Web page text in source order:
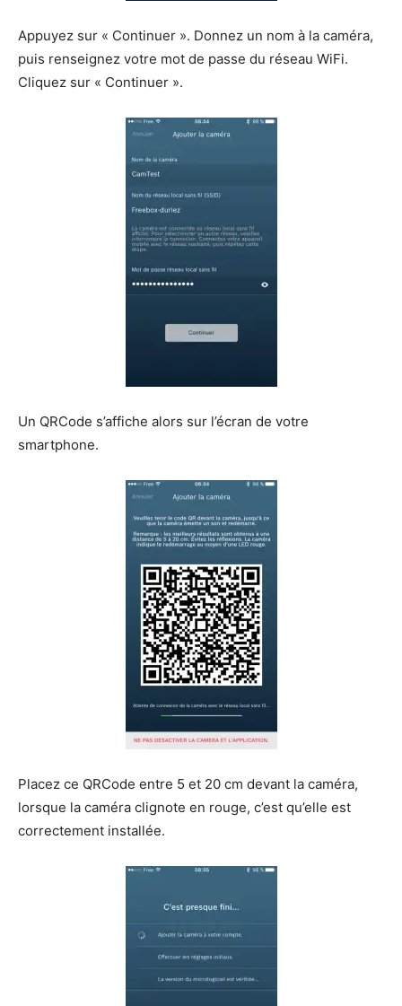
Appuyez sur « Continuer ». Donnez un nom à la caméra,
puis renseignez votre mot de passe du réseau WiFi.
Cliquez sur « Continuer ».
Un QRCode s’affiche alors sur l’écran de votre
smartphone.
Placez ce QRCode entre 5 et 20 cm devant la caméra,
lorsque la caméra clignote en rouge, c’est qu’elle est
correctement installée.